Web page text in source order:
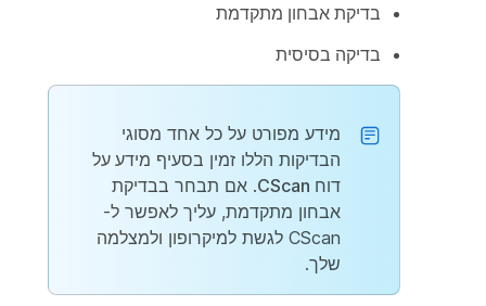
בדיקת אבחון מתקדמת
בדיקה בסיסית
מידע מפורט על כל אחד מסוגי
הבדיקות הללו זמין בסעיף מידע על
דוח CScan
. אם תבחר בבדיקת
אבחון מתקדמת, עליך לאפשר ל-
CScan לגשת למיקרופון ולמצלמה
שלך.